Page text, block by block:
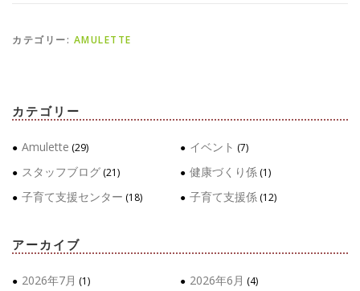
カテゴリー: AMULETTE
カテゴリー
Amulette (29) イベント (7)
スタッフブログ (21) 健康づくり係 (1)
子育て支援センター (18) 子育て支援係 (12)
アーカイブ
2026年7月 (1) 2026年6月 (4)